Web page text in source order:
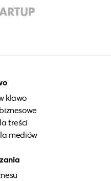
klawo
treści
mediów